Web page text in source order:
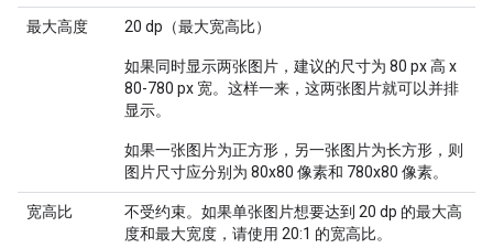
最大高度 20 dp（最大宽高比）
如果同时显示两张图片，建议的尺寸为 80 px 高 x
80-780 px 宽。这样一来，这两张图片就可以并排
显示。
如果一张图片为正方形，另一张图片为长方形，则
图片尺寸应分别为 80x80 像素和 780x80 像素。
宽高比
不受约束。如果单张图片想要达到 20 dp 的最大高
度和最大宽度，请使用 20:1 的宽高比。